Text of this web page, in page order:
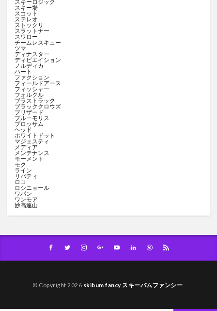
スキーロジック
スキー場
スコット
ステレオ
ストックリ
スラットナー
スワロー
チームレスキュー
ツマ
ディナスター
ディビエイション
ノルディカ
ハート
ファクション
フィールドアース
フィッシャー
フォルクル
ブラストラック
ブラッククロウズ
ブリザード
ブルーモリス
ブロッサム
ヘッド
ホワイトドット
マジェスティ
メディア
メンテナンス
モーメント
モク
ライン
リバティ
ロコ
ロシニョール
ワパン
ワンモア
妙高連山
© Copyright 2026 skibum fancy スキーバムファンシー